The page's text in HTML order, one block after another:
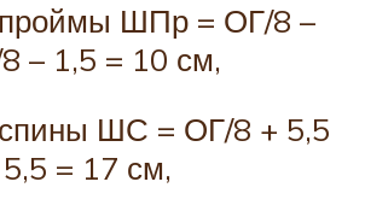
ШПр = ОГ/8 –
– 1,5 = 10 см,
ШС = ОГ/8 + 5,5
= 17 см,